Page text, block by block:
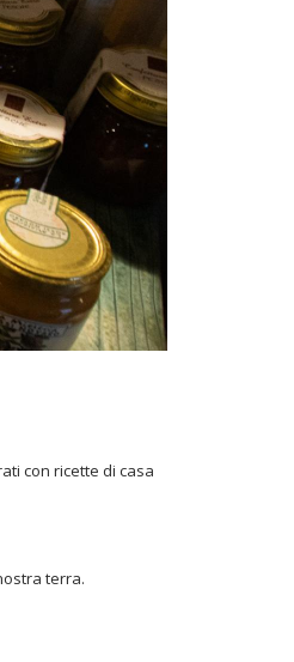
con ricette di casa
terra.